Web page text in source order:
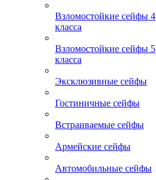
Взломостойкие сейфы 4
класса
Взломостойкие сейфы 5
класса
Эксклюзивные сейфы
Гостиничные сейфы
Встраиваемые сейфы
Армейские сейфы
Автомобильные сейфы